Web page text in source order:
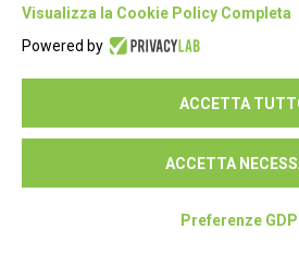
Notizie per gli Associati
Bandi, Gare e Finanziamenti
Visualizza la Cookie Policy Completa
Powered by
ACCETTA
ACCETTA
Preferenze